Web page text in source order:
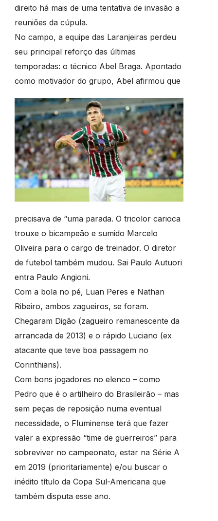
direito há mais de uma tentativa de invasão a
reuniões da cúpula.
No campo, a equipe das Laranjeiras perdeu
seu principal reforço das últimas
temporadas: o técnico Abel Braga. Apontado
como motivador do grupo, Abel afirmou que
precisava de “uma parada. O tricolor carioca
trouxe o bicampeão e sumido Marcelo
Oliveira para o cargo de treinador. O diretor
de futebol também mudou. Sai Paulo Autuori
entra Paulo Angioni.
Com a bola no pé, Luan Peres e Nathan
Ribeiro, ambos zagueiros, se foram.
Chegaram Digão (zagueiro remanescente da
arrancada de 2013) e o rápido Luciano (ex
atacante que teve boa passagem no
Corinthians).
Com bons jogadores no elenco – como
Pedro que é o artilheiro do Brasileirão – mas
sem peças de reposição numa eventual
necessidade, o Fluminense terá que fazer
valer a expressão “time de guerreiros” para
sobreviver no campeonato, estar na Série A
em 2019 (prioritariamente) e/ou buscar o
inédito título da Copa Sul-Americana que
também disputa esse ano.